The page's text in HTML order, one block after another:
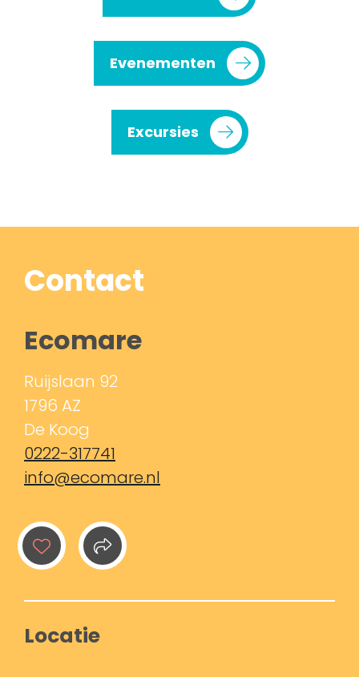
Evenementen
Excursies
Contact
Ecomare
Ruijslaan 92
1796 AZ
De Koog
0222-317741
info@ecomare.nl
Locatie